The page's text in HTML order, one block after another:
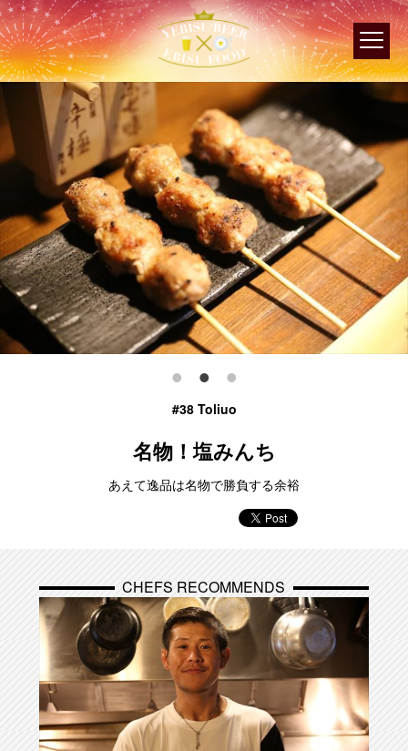
#38 Toliuo
名物！塩みんち
あえて逸品は名物で勝負する余裕
CHEFS RECOMMENDS